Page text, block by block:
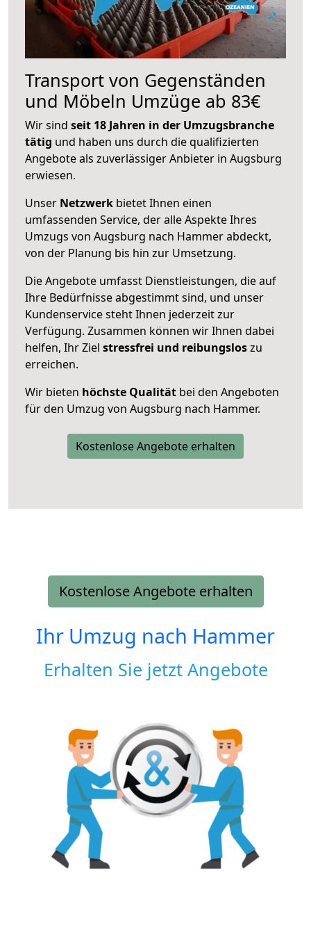
Transport von Gegenständen
und Möbeln Umzüge ab 83€
Wir sind seit 18 Jahren in der Umzugsbranche
tätig und haben uns durch die qualifizierten
Angebote als zuverlässiger Anbieter in Augsburg
erwiesen.
Unser Netzwerk bietet Ihnen einen
umfassenden Service, der alle Aspekte Ihres
Umzugs von Augsburg nach Hammer abdeckt,
von der Planung bis hin zur Umsetzung.
Die Angebote umfasst Dienstleistungen, die auf
Ihre Bedürfnisse abgestimmt sind, und unser
Kundenservice steht Ihnen jederzeit zur
Verfügung. Zusammen können wir Ihnen dabei
helfen, Ihr Ziel stressfrei und reibungsloszu
erreichen.
Wir bieten höchste Qualität bei den Angeboten
für den Umzug von Augsburg nach Hammer.
Kostenlose Angebote erhalten
Kostenlose Angebote erhalten
Ihr Umzug nach Hammer
Erhalten Sie jetzt Angebote